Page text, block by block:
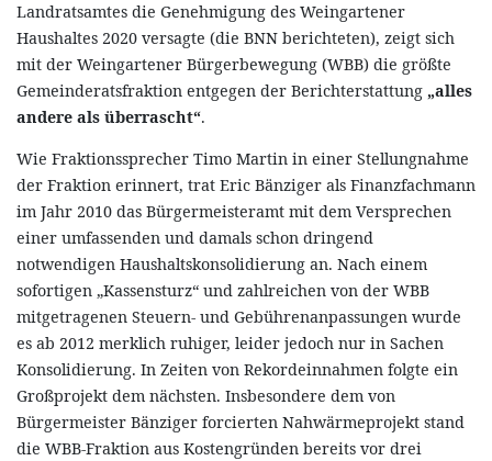
Landratsamtes die Genehmigung des Weingartener
Haushaltes 2020 versagte (die BNN berichteten), zeigt sich
mit der Weingartener Bürgerbewegung (WBB) die größte
Gemeinderatsfraktion entgegen der Berichterstattung „alles
andere als überrascht“.
Wie Fraktionssprecher Timo Martin in einer Stellungnahme
der Fraktion erinnert, trat Eric Bänziger als Finanzfachmann
im Jahr 2010 das Bürgermeisteramt mit dem Versprechen
einer umfassenden und damals schon dringend
notwendigen Haushaltskonsolidierung an. Nach einem
sofortigen „Kassensturz“ und zahlreichen von der WBB
mitgetragenen Steuern- und Gebührenanpassungen wurde
es ab 2012 merklich ruhiger, leider jedoch nur in Sachen
Konsolidierung. In Zeiten von Rekordeinnahmen folgte ein
Großprojekt dem nächsten. Insbesondere dem von
Bürgermeister Bänziger forcierten Nahwärmeprojekt stand
die WBB-Fraktion aus Kostengründen bereits vor drei